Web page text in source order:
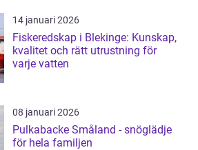
14 januari 2026
Fiskeredskap i Blekinge: Kunskap,
kvalitet och rätt utrustning för
varje vatten
08 januari 2026
Pulkabacke Småland - snöglädje
för hela familjen